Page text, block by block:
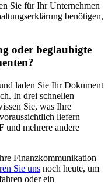
Sie für Ihr Unternehmen
benötigen,
oder beglaubigte
laden Sie Ihr Dokument
In drei schnellen
Sie, was Ihre
liefern
und mehrere andere
Finanzkommunikation
Sie uns noch heute, um
oder ein